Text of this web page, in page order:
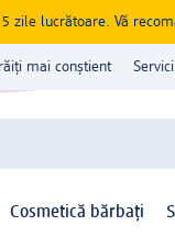
lucrătoare. Vă
mai conștient Servicii
Cosmetică bărbați